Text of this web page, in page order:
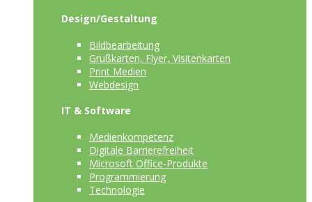
Design/Gestaltung
Bildbearbeitung
Grußkarten, Flyer, Visitenkarten
Print Medien
Webdesign
IT & Software
Medienkompetenz
Digitale Barrierefreiheit
Microsoft Office-Produkte
Programmierung
Technologie